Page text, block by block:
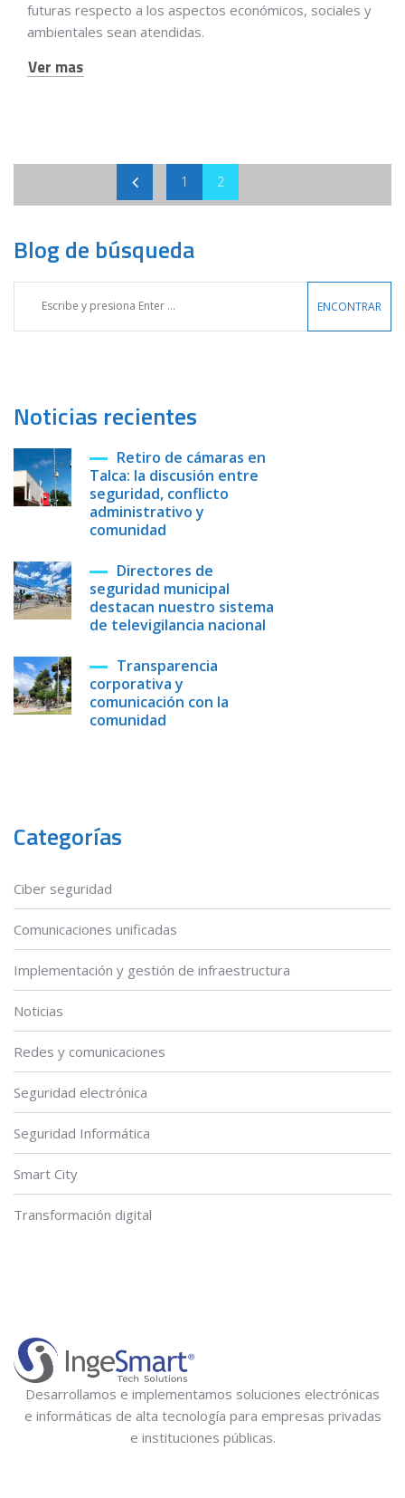
Blog de búsqueda
Noticias recientes
Retiro de cámaras en
Talca: la discusión entre
seguridad, conflicto
administrativo y
comunidad
Directores de
seguridad municipal
destacan nuestro sistema
de televigilancia nacional
Transparencia
corporativa y
comunicación con la
comunidad
Categorías
Ciber seguridad
Comunicaciones unificadas
Implementación y gestión de infraestructura
Noticias
Redes y comunicaciones
Seguridad electrónica
Seguridad Informática
Smart City
Transformación digital
futuras respecto a los aspectos económicos, sociales y
ambientales sean atendidas.
Ver mas
1 2
Desarrollamos e implementamos soluciones electrónicas
e informáticas de alta tecnología para empresas privadas
e instituciones públicas.